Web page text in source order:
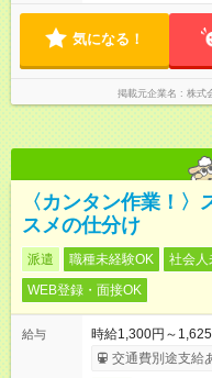
気になる！
掲載元企業名 株式
〈カンタン作業！
スメの仕分け
派遣 職種未経験OK 社会人
WEB登録・面接OK
給与
時給1,300円～
交通費別途支給